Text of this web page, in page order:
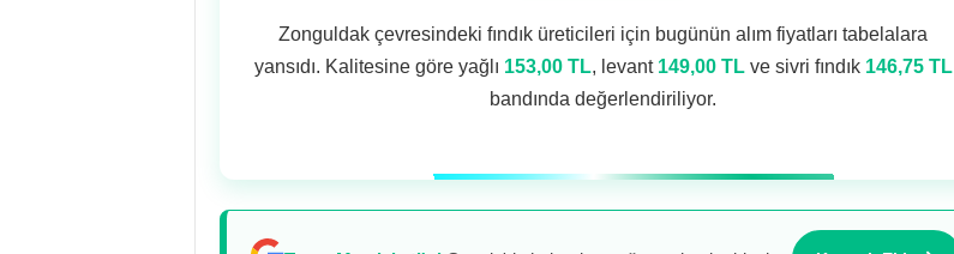
Zonguldak çevresindeki fındık üreticileri için bugünün alım fiyatları tabelalara
yansıdı. Kalitesine göre yağlı 153,00 TL, levant 149,00 TLve sivri fındık 146,75 TL
bandında değerlendiriliyor.